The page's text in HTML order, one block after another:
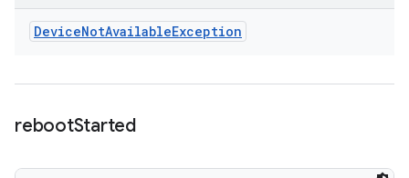
DeviceNotAvailableException
rebootStarted